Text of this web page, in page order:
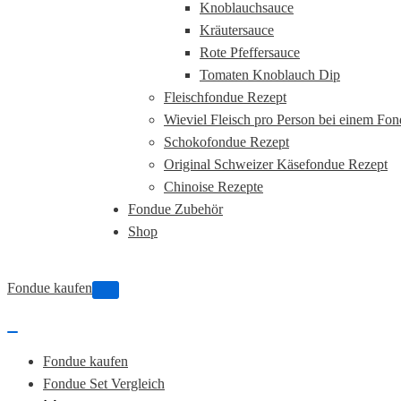
Knoblauchsauce
Kräutersauce
Rote Pfeffersauce
Tomaten Knoblauch Dip
Fleischfondue Rezept
Wieviel Fleisch pro Person bei einem
Schokofondue Rezept
Original Schweizer Käsefondue Rezept
Chinoise Rezepte
Fondue Zubehör
Shop
Fondue kaufen
Navigations-
Fondue kaufen
Fondue Set Vergleich